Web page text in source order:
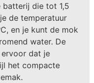
batterij die tot 1,5
de temperatuur
en je kunt de mok
water. De
dat je
het compacte